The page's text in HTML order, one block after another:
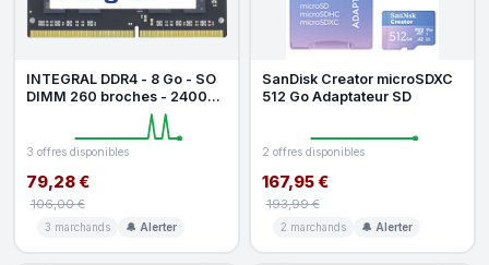
INTEGRAL DDR4 - 8 Go - SO
DIMM 260 broches - 2400
MHz PC4-19200 - CL17 - 1.2
3 offres disponibles
79,28 €
106,00 €
3 marchands 🔔 Alerter
SanDisk Creator microSDXC
512 Go Adaptateur SD
2 offres disponibles
167,95 €
193,99 €
2 marchands 🔔 Alerter